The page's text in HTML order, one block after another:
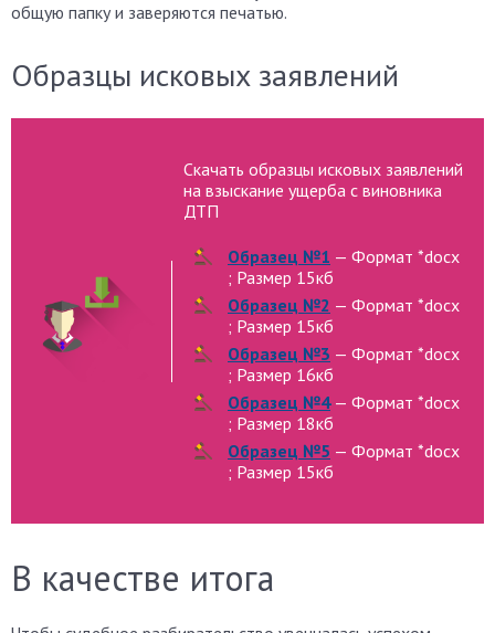
общую папку и заверяются печатью.
Образцы исковых заявлений
Скачать образцы исковых заявлений
на взыскание ущерба с виновника
ДТП
Образец №1 — Формат *docx
; Размер 15кб
Образец №2 — Формат *docx
; Размер 15кб
Образец №3 — Формат *docx
; Размер 16кб
Образец №4— Формат *docx
; Размер 18кб
Образец №5 — Формат *docx
; Размер 15кб
В качестве итога